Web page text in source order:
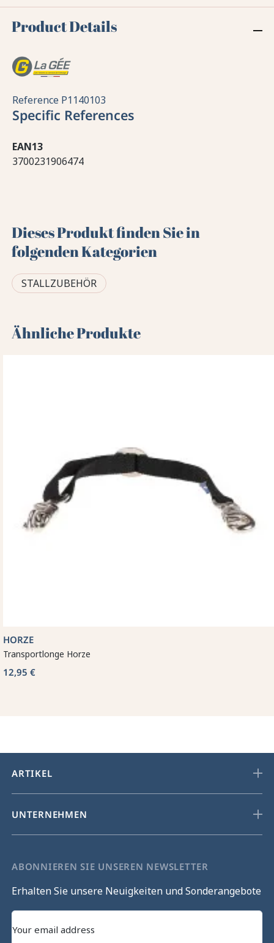
Product Details
Reference P1140103
Specific References
EAN13
3700231906474
Dieses Produkt finden Sie in
folgenden Kategorien
STALLZUBEHÖR
Ähnliche Produkte
HORZE
Transportlonge Horze
12,95 €
ARTIKEL
UNTERNEHMEN
ABONNIEREN SIE UNSEREN NEWSLETTER
Erhalten Sie unsere Neuigkeiten und Sonderangebote